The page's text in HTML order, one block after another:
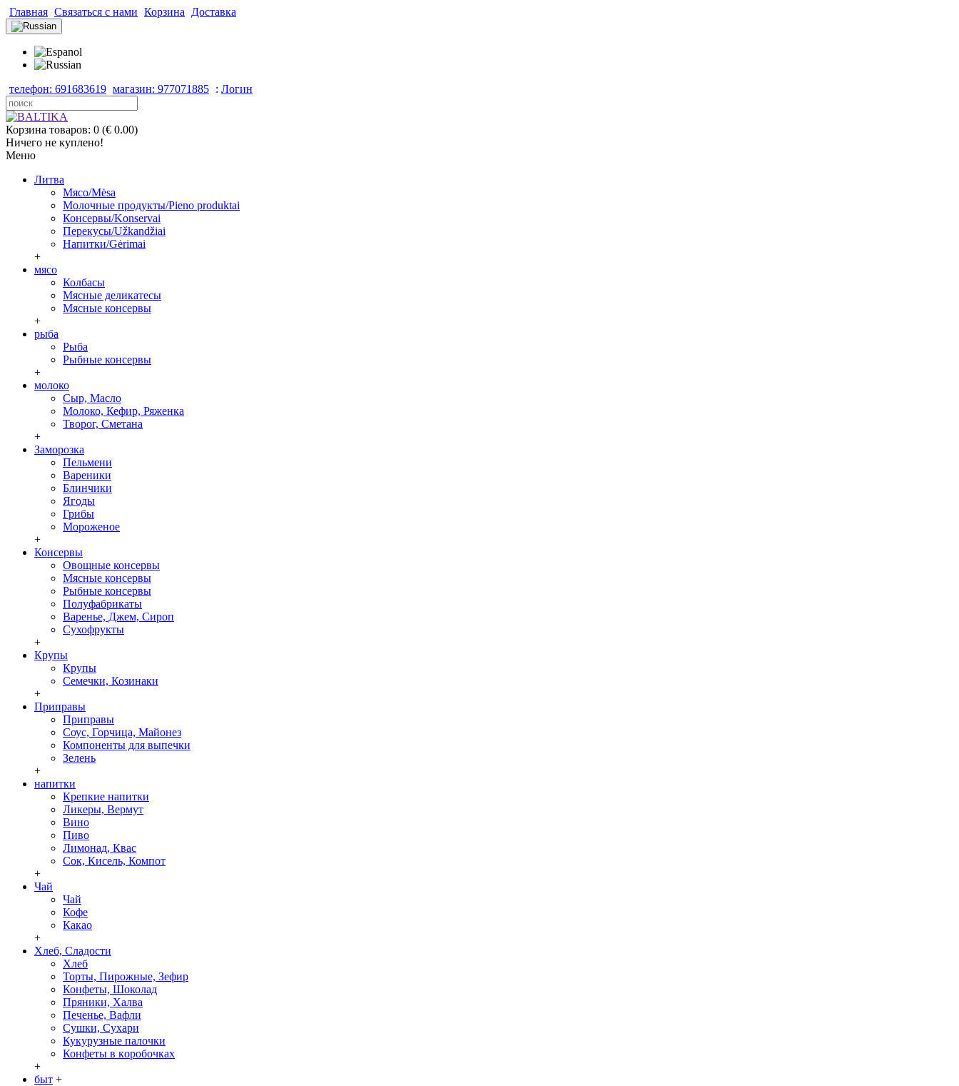
Главная Связаться с нами Корзина Доставка
телефон: 691683619 магазин: 977071885 : Логин
Корзина товаров: 0 (€ 0.00)
Ничего не куплено!
Меню
Литва
Мясо/Mėsa
Молочные продукты/Pieno produktai
Консервы/Konservai
Перекусы/Užkandžiai
Напитки/Gėrimai
+
мясо
Колбасы
Мясные деликатесы
Мясные консервы
+
рыба
Рыба
Рыбные консервы
+
молоко
Сыр, Масло
Молоко, Кефир, Ряженка
Творог, Сметана
+
Заморозка
Пельмени
Вареники
Блинчики
Ягоды
Грибы
Мороженое
+
Консервы
Овощные консервы
Мясные консервы
Рыбные консервы
Полуфабрикаты
Варенье, Джем, Сироп
Сухофрукты
+
Крупы
Крупы
Семечки, Козинаки
+
Приправы
Приправы
Соус, Горчица, Майонез
Компоненты для выпечки
Зелень
+
напитки
Крепкие напитки
Ликеры, Вермут
Вино
Пиво
Лимонад, Квас
Сок, Кисель, Компот
+
Чай
Чай
Кофе
Какао
+
Хлеб, Сладости
Хлеб
Торты, Пирожные, Зефир
Конфеты, Шоколад
Пряники, Халва
Печенье, Вафли
Сушки, Сухари
Кукурузные палочки
Конфеты в кoробочках
+
быт +